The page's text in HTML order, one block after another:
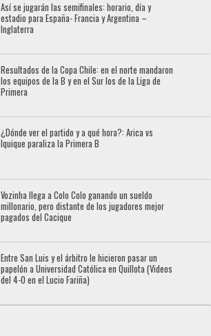
Así se jugarán las semifinales: horario, día y
estadio para España- Francia y Argentina –
Inglaterra
Resultados de la Copa Chile: en el norte mandaron
los equipos de la B y en el Sur los de la Liga de
Primera
¿Dónde ver el partido y a qué hora?: Arica vs
Iquique paraliza la Primera B
Vozinha llega a Colo Colo ganando un sueldo
millonario, pero distante de los jugadores mejor
pagados del Cacique
Entre San Luis y el árbitro le hicieron pasar un
papelón a Universidad Católica en Quillota (Videos
del 4-0 en el Lucio Fariña)